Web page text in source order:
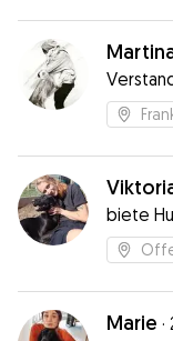
biete
Marie ·